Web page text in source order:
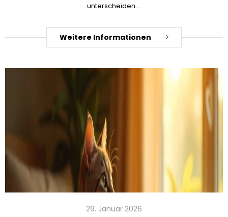
unterscheiden....
Weitere Informationen
29. Januar 2026